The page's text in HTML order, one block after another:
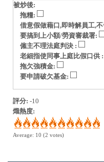
被炒後:
拖糧:
借意假做藉口,即時解員工,
要搞到上小額/勞資審裁署:
僱主不理法庭判決 :
老細指使同事上庭比假口供
拖欠強積金:
要申請破欠基金:
評分: -10
熾熱度:
Average: 10 (2 votes)